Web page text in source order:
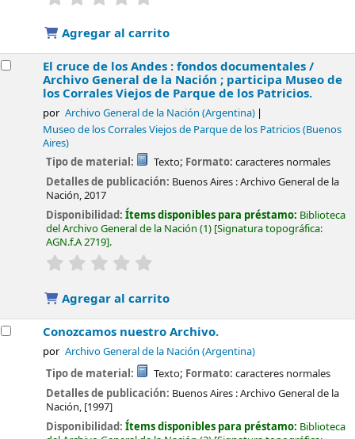
Agregar al carrito
El cruce de los Andes : fondos documentales /
Archivo General de la Nación ; participa Museo de
los Corrales Viejos de Parque de los Patricios.
por Archivo General de la Nación (Argentina)
Museo de los Corrales Viejos de Parque de los Patricios (Buenos
Aires)
Tipo de material: Texto; Formato: caracteres normales
Detalles de publicación: Buenos Aires :Archivo General de la
Nación,2017
Disponibilidad:Ítems disponibles para préstamo: Biblioteca
del Archivo General de la Nación (1) Signatura topográfica:
AGN.f.A 2719 .
valoración
Agregar al carrito
Conozcamos nuestro Archivo.
por Archivo General de la Nación (Argentina)
Tipo de material: Texto; Formato: caracteres normales
Detalles de publicación: Buenos Aires :Archivo General de la
Nación, [1997]
Disponibilidad:Ítems disponibles para préstamo: Biblioteca